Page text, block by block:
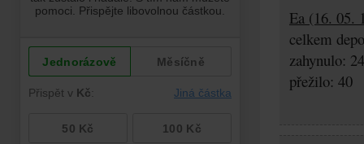
Ea (16. 05.
celkem
zahynulo:
přežilo: 40